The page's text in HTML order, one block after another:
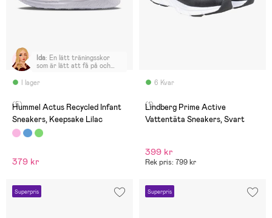
I lager
Ida: En lätt träningsskor
som är lätt att få på och
(5)
Hummel Actus Recycled Infant
Sneakers, Keepsake Lilac
379 kr
6 Kvar
(1)
Lindberg Prime Active
Vattentäta Sneakers, Svart
399 kr
Rek pris: 799 kr
Superpris Superpris